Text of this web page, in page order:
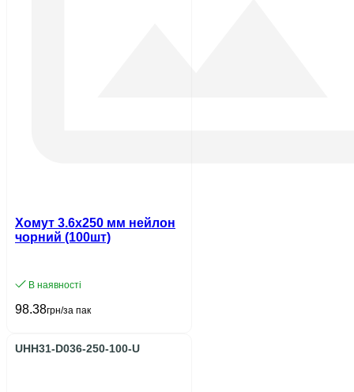
Хомут 3.6х250 мм нейлон
чорний (100шт)
В наявності
98.38грн/за пак
UHH31-D036-250-100-U